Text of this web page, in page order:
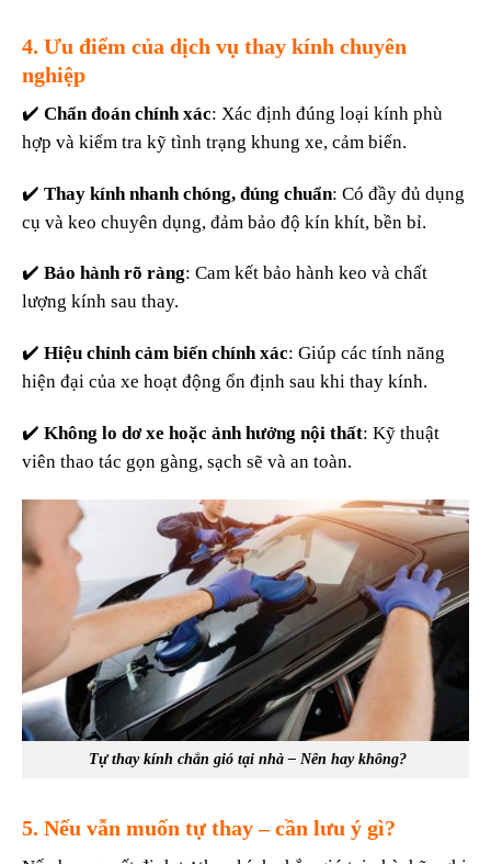
4. Ưu điểm của dịch vụ thay kính chuyên
nghiệp
✔️ Chẩn đoán chính xác: Xác định đúng loại kính phù
hợp và kiểm tra kỹ tình trạng khung xe, cảm biến.
✔️ Thay kính nhanh chóng, đúng chuẩn: Có đầy đủ dụng
cụ và keo chuyên dụng, đảm bảo độ kín khít, bền bỉ.
✔️ Bảo hành rõ ràng: Cam kết bảo hành keo và chất
lượng kính sau thay.
✔️ Hiệu chỉnh cảm biến chính xác: Giúp các tính năng
hiện đại của xe hoạt động ổn định sau khi thay kính.
✔️ Không lo dơ xe hoặc ảnh hưởng nội thất: Kỹ thuật
viên thao tác gọn gàng, sạch sẽ và an toàn.
Tự thay kính chắn gió tại nhà – Nên hay không?
5. Nếu vẫn muốn tự thay – cần lưu ý gì?